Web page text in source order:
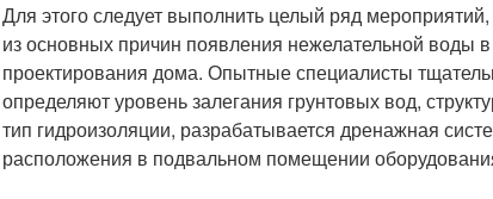
Для этого следует выполнить целый ряд
из основных причин появления нежелательной воды
проектирования дома. Опытные специалисты
определяют уровень залегания грунтовых вод,
тип гидроизоляции, разрабатывается дренажная
расположения в подвальном помещении